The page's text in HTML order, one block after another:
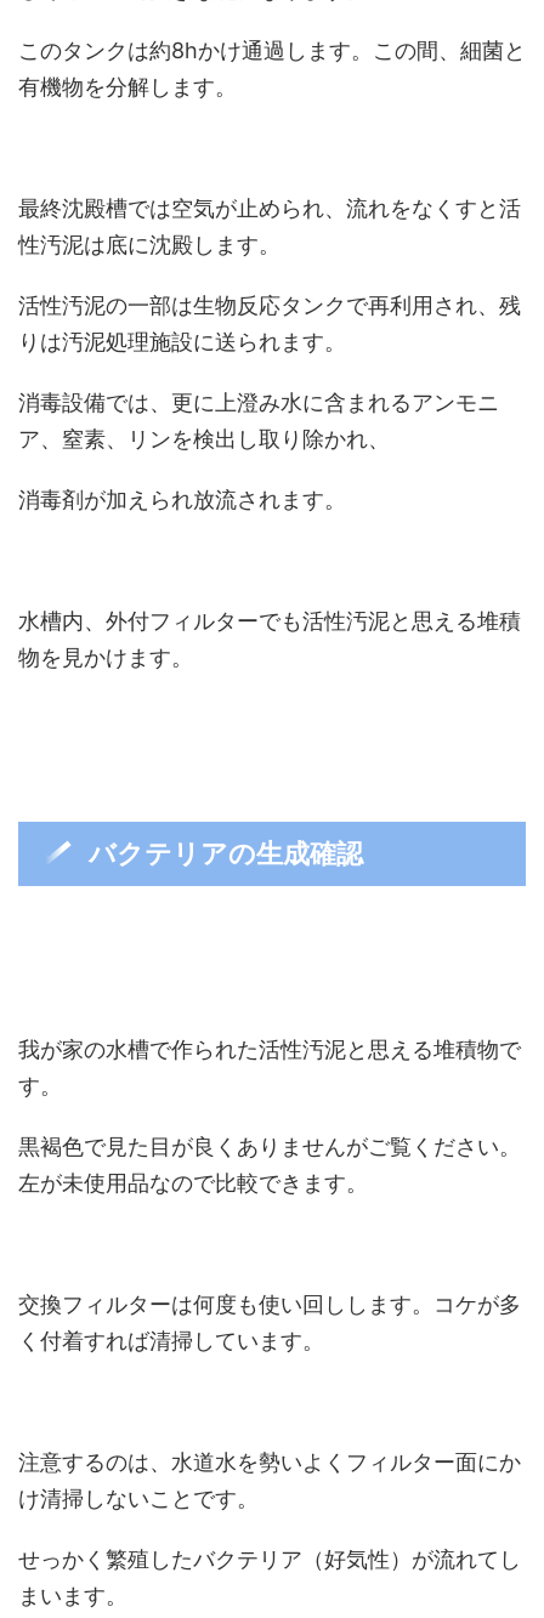
このタンクは約8hかけ通過します。この間、細菌と
有機物を分解します。
最終沈殿槽では空気が止められ、流れをなくすと活
性汚泥は底に沈殿します。
活性汚泥の一部は生物反応タンクで再利用され、残
りは汚泥処理施設に送られます。
消毒設備では、更に上澄み水に含まれるアンモニ
ア、窒素、リンを検出し取り除かれ、
消毒剤が加えられ放流されます。
水槽内、外付フィルターでも活性汚泥と思える堆積
物を見かけます。
バクテリアの生成確認
我が家の水槽で作られた活性汚泥と思える堆積物で
す。
黒褐色で見た目が良くありませんがご覧ください。
左が未使用品なので比較できます。
交換フィルターは何度も使い回しします。コケが多
く付着すれば清掃しています。
注意するのは、水道水を勢いよくフィルター面にか
け清掃しないことです。
せっかく繁殖したバクテリア（好気性）が流れてし
まいます。